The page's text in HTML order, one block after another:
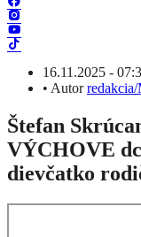
16.11.2025 -
• Autor
Štefan
VÝCHOVE
dievčatko